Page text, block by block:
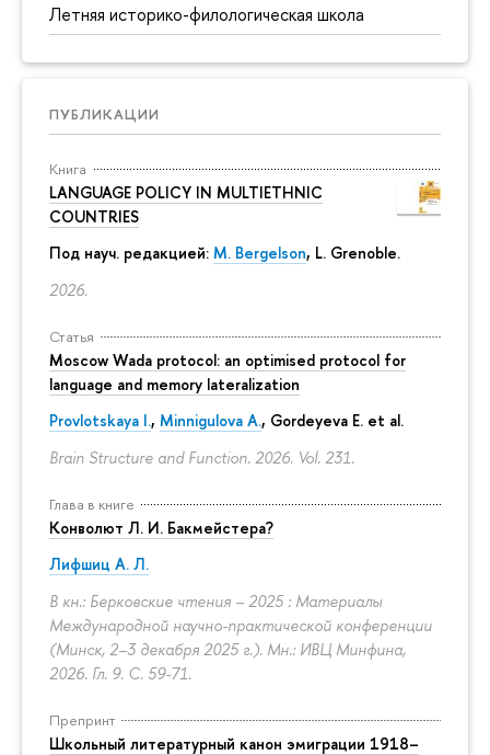
Летняя историко-филологическая школа
ПУБЛИКАЦИИ
Книга
LANGUAGE POLICY IN MULTIETHNIC
COUNTRIES
Под науч. редакцией: M. Bergelson, L. Grenoble.
2026.
Статья
Moscow Wada protocol: an optimised protocol for
language and memory lateralization
Provlotskaya I., Minnigulova A., Gordeyeva E. et al.
Brain Structure and Function. 2026. Vol. 231.
Глава в книге
Конволют Л. И. Бакмейстера?
Лифшиц А. Л.
В кн.: Берковские чтения – 2025 : Материалы
Международной научно-практической конференции
(Минск, 2–3 декабря 2025 г.). Мн.: ИВЦ Минфина,
2026. Гл. 9. С. 59-71.
Препринт
Школьный литературный канон эмиграции 1918–